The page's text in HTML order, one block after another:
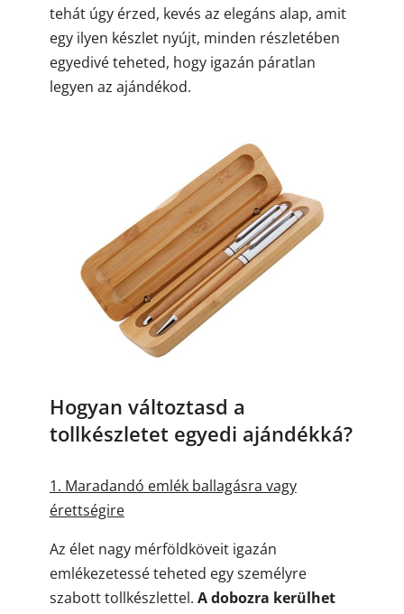
tehát úgy érzed, kevés az elegáns alap, amit
egy ilyen készlet nyújt, minden részletében
egyedivé teheted, hogy igazán páratlan
legyen az ajándékod.
Hogyan változtasd a
tollkészletet egyedi ajándékká?
1. Maradandó emlék ballagásra vagy
érettségire
Az élet nagy mérföldköveit igazán
emlékezetessé teheted egy személyre
szabott tollkészlettel. A dobozra kerülhet